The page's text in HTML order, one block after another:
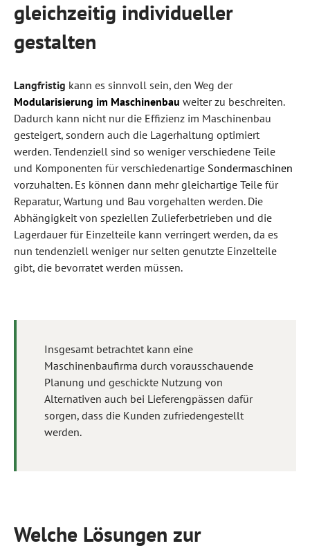
gleichzeitig individueller
gestalten
Langfristig kann es sinnvoll sein, den Weg der
Modularisierung im Maschinenbau weiter zu beschreiten.
Dadurch kann nicht nur die Effizienz im Maschinenbau
gesteigert, sondern auch die Lagerhaltung optimiert
werden. Tendenziell sind so weniger verschiedene Teile
und Komponenten für verschiedenartige Sondermaschinen
vorzuhalten. Es können dann mehr gleichartige Teile für
Reparatur, Wartung und Bau vorgehalten werden. Die
Abhängigkeit von speziellen Zulieferbetrieben und die
Lagerdauer für Einzelteile kann verringert werden, da es
nun tendenziell weniger nur selten genutzte Einzelteile
gibt, die bevorratet werden müssen.
Insgesamt betrachtet kann eine
Maschinenbaufirma durch vorausschauende
Planung und geschickte Nutzung von
Alternativen auch bei Lieferengpässen dafür
sorgen, dass die Kunden zufriedengestellt
werden.
Welche Lösungen zur